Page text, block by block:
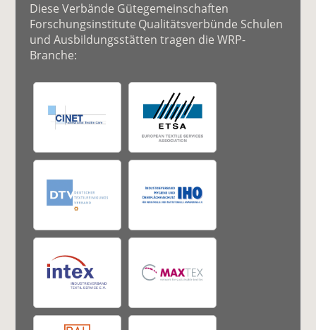
Diese Verbände Gütegemeinschaften
Forschungsinstitute Qualitätsverbünde Schulen
und Ausbildungsstätten tragen die WRP-
Branche: